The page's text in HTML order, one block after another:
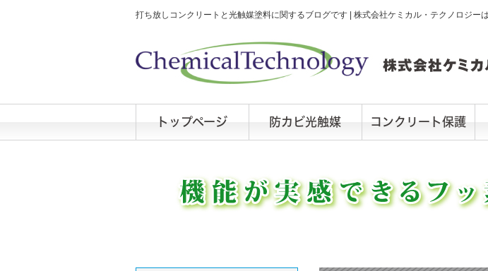
打ち放しコンクリートと光触媒塗料に関するブログです | 株式会社ケミカル・テクノロジー
トップページ 防カビ光触媒 コンクリート保護